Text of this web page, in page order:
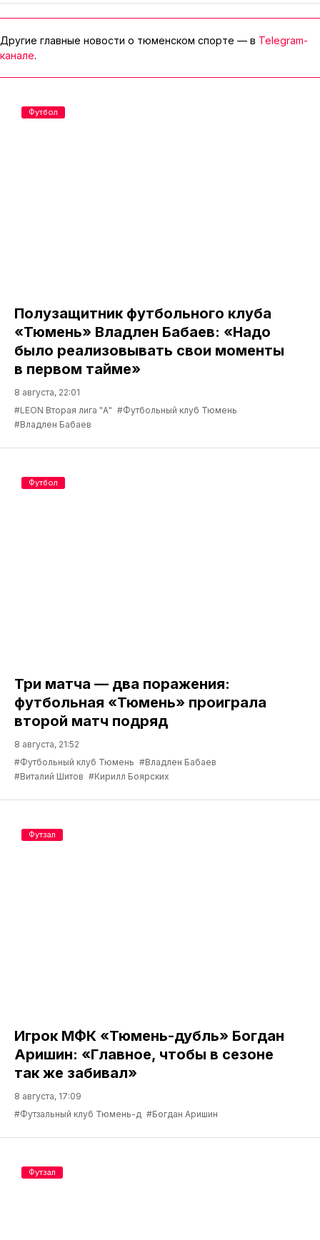
Другие главные новости о тюменском спорте — в Telegram-
канале.
Полузащитник футбольного клуба
«Тюмень» Владлен Бабаев: «Надо
было реализовывать свои моменты
в первом тайме»
8 августа, 22:01
#LEON Вторая лига "А" #Футбольный клуб Тюмень
#Владлен Бабаев
Футбол
Три матча — два поражения:
футбольная «Тюмень» проиграла
второй матч подряд
8 августа, 21:52
#Футбольный клуб Тюмень #Владлен Бабаев
#Виталий Шитов #Кирилл Боярских
Футбол
Игрок МФК «Тюмень-дубль» Богдан
Аришин: «Главное, чтобы в сезоне
так же забивал»
8 августа, 17:09
#Футзальный клуб Тюмень-д #Богдан Аришин
Футзал
Футзал